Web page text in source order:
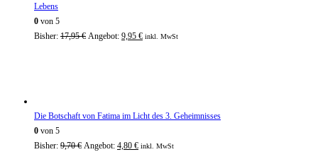
Lebens
0 von 5
Bisher: 17,95€ Angebot: 9,95 € inkl. MwSt
Die Botschaft von Fatima im Licht des 3. Geheimnisses
0 von 5
Bisher: 9,70€ Angebot: 4,80 € inkl. MwSt